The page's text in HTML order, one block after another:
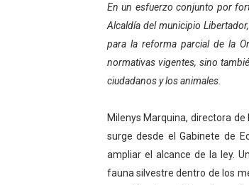
Campo Elías
Fundecem
El Lactario del
Plan
Iniciación al
Mincomunas
En un esfuerzo conjunto por
Alcaldía del municipio
para la reforma parcial de la
normativas vigentes, sino
ciudadanos y los animales.
Milenys Marquina, directora
surge desde el Gabinete de
ampliar el alcance de la ley.
fauna silvestre dentro de los